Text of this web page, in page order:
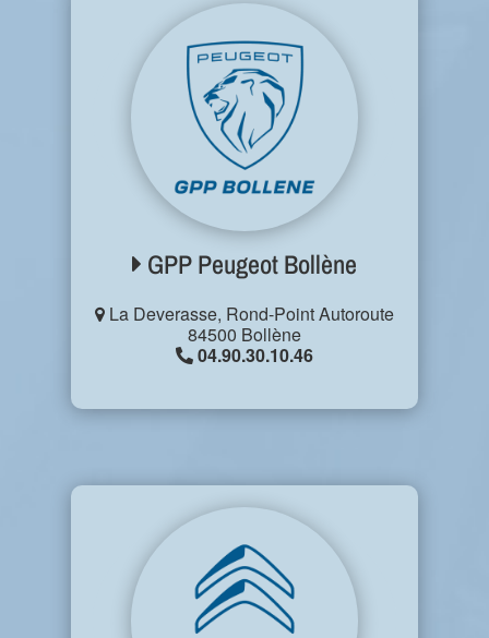
GPP Peugeot Bollène
La Deverasse, Rond-Point Autoroute
84500 Bollène
04.90.30.10.46